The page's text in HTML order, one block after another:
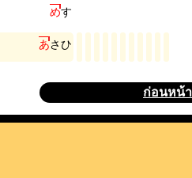
めす
あさひ
ก่อนหน้า